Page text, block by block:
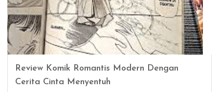
Review Komik Romantis Modern Dengan
Cerita Cinta Menyentuh